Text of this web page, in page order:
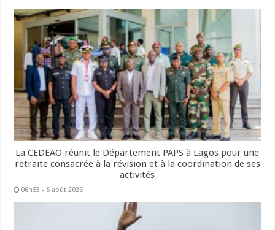
La CEDEAO réunit le Département PAPS à Lagos pour une
retraite consacrée à la révision et à la coordination de ses
activités
06h53 - 5 août 2026